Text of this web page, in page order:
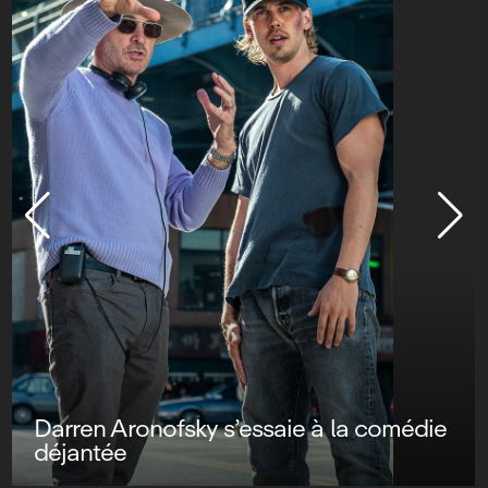
Darren Aronofsky s’essaie à la comédie
déjantée